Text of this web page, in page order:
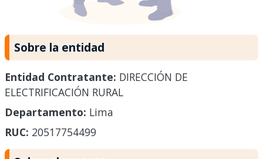
Sobre la entidad
Entidad Contratante: DIRECCIÓN DE
ELECTRIFICACIÓN RURAL
Departamento: Lima
RUC: 20517754499